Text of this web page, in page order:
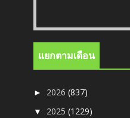
แยกตามเดือน
► 2026(837)
▼ 2025(1229)